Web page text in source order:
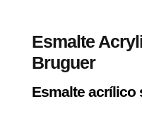
Esmalte
Bruguer
Esmalte acrílico